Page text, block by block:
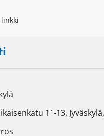
linkki
11-13,